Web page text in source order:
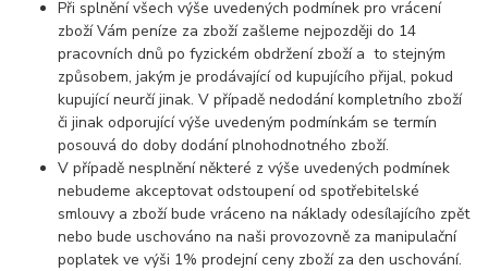
Při splnění všech výše uvedených podmínek pro vrácení
zboží Vám peníze za zboží zašleme nejpozději do 14
pracovních dnů po fyzickém obdržení zboží a to stejným
způsobem, jakým je prodávající od kupujícího přijal, pokud
kupující neurčí jinak. V případě nedodání kompletního zboží
či jinak odporující výše uvedeným podmínkám se termín
posouvá do doby dodání plnohodnotného zboží.
V případě nesplnění některé z výše uvedených podmínek
nebudeme akceptovat odstoupení od spotřebitelské
smlouvy a zboží bude vráceno na náklady odesílajícího zpět
nebo bude uschováno na naši provozovně za manipulační
poplatek ve výši 1% prodejní ceny zboží za den uschování.